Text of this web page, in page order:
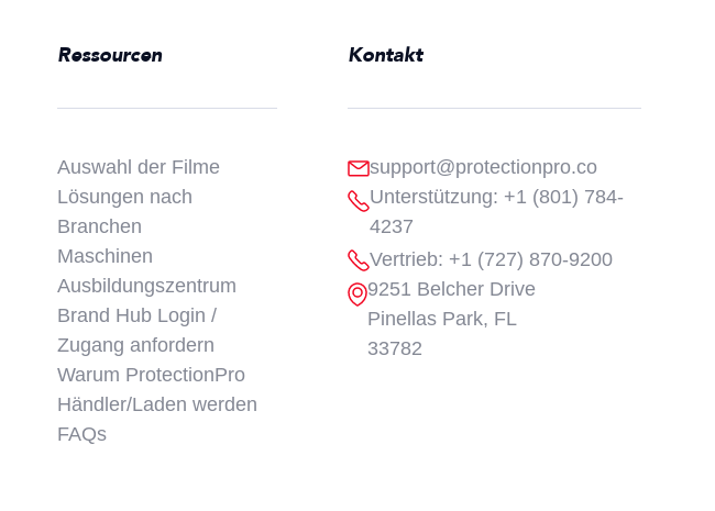
Ressourcen
Auswahl der Filme
Lösungen nach
Branchen
Maschinen
Ausbildungszentrum
Brand Hub Login /
Zugang anfordern
Warum ProtectionPro
Händler/Laden werden
FAQs
Kontakt
support@protectionpro.co
Unterstützung: +1 (801) 784-
4237
Vertrieb: +1 (727) 870-9200
9251 Belcher Drive
Pinellas Park, FL
33782